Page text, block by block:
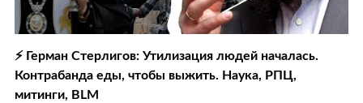
⚡️ Герман Стерлигов: Утилизация людей началась.
Контрабанда еды, чтобы выжить. Наука, РПЦ,
митинги, BLM